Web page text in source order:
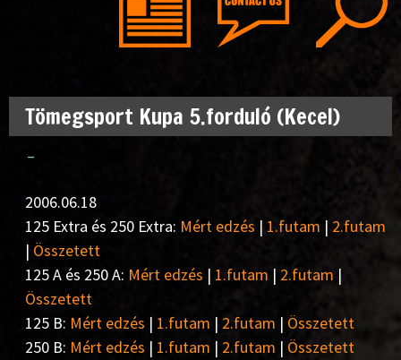
Tömegsport Kupa 5.forduló (Kecel)
–
2006.06.18
125 Extra és 250 Extra: Mért edzés | 1.futam | 2.futam
| Összetett
125 A és 250 A: Mért edzés | 1.futam | 2.futam |
Összetett
125 B: Mért edzés | 1.futam | 2.futam | Összetett
250 B: Mért edzés | 1.futam | 2.futam | Összetett